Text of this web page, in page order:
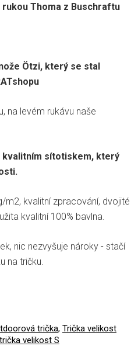
rukou Thoma z Buschraftu
Ötzi, který se stal
na levém rukávu naše
kvalitním sítotiskem, který
kvalitní zpracování, dvojité
kvalitní 100% bavlna.
nic nezvyšuje nároky - stačí
na tričku.
trička, Trička velikost
velikost S